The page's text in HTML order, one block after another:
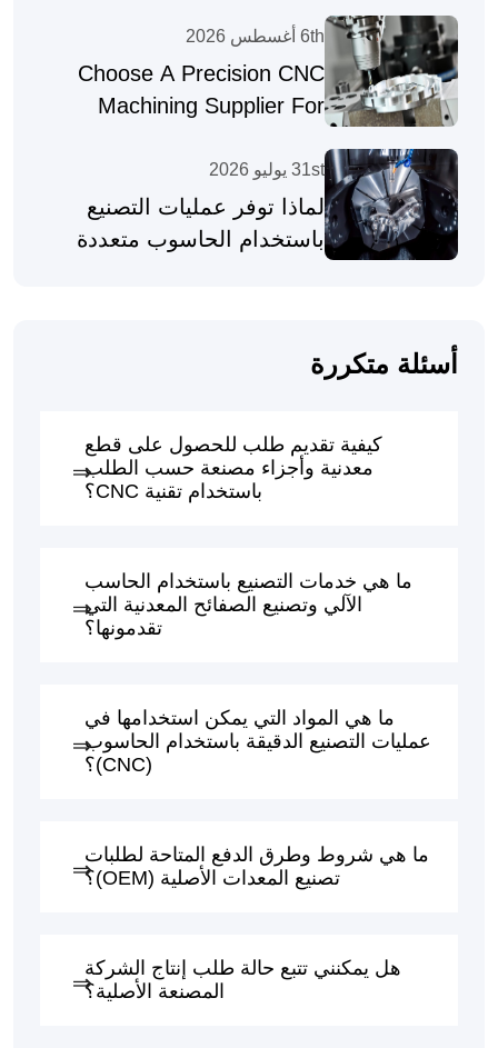
6th أغسطس 2026
Choose A Precision CNC
Machining Supplier For
31st يوليو 2026
لماذا توفر عمليات التصنيع
باستخدام الحاسوب متعددة
أسئلة متكررة
كيفية تقديم طلب للحصول على قطع
معدنية وأجزاء مصنعة حسب الطلب
باستخدام تقنية CNC؟
ما هي خدمات التصنيع باستخدام الحاسب
الآلي وتصنيع الصفائح المعدنية التي
تقدمونها؟
ما هي المواد التي يمكن استخدامها في
عمليات التصنيع الدقيقة باستخدام الحاسوب
(CNC)؟
ما هي شروط وطرق الدفع المتاحة لطلبات
تصنيع المعدات الأصلية (OEM)؟
هل يمكنني تتبع حالة طلب إنتاج الشركة
المصنعة الأصلية؟